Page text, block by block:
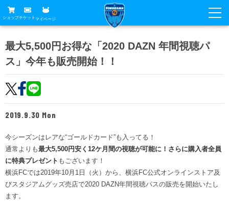
ショップチケット マイページ
グッズ
ホームタウン
トップチーム
試合
アカデミー
試合
試合日程
チケット
チケットガイド
席種・価格表
チケット購入方法
販売スケジュール
ニッパツシート
チーム
選手・スタッフ
スケジュール
練習見学について
観戦ガイド
横浜FC観戦ガイド
試合会場アクセス
クラブ
クラブ概要
ファン
最大5,500円お得な「2020 DAZN 年間視聴パ
ス」今年も販売開始！！
2019.9.30 Mon
今シーズンはレアな“ゴールドカード”も入ってる！
通常よりも最大5,500円安く12ケ月間の視聴が可能に！さらに購入者全員
に特典プレゼント もございます！
横浜FCでは2019年10月1日（火）から、横浜FC公式オンラインストア及
びスタジアムグッズ売店で2020 DAZN年間視聴パスの販売を開始いたし
ます。